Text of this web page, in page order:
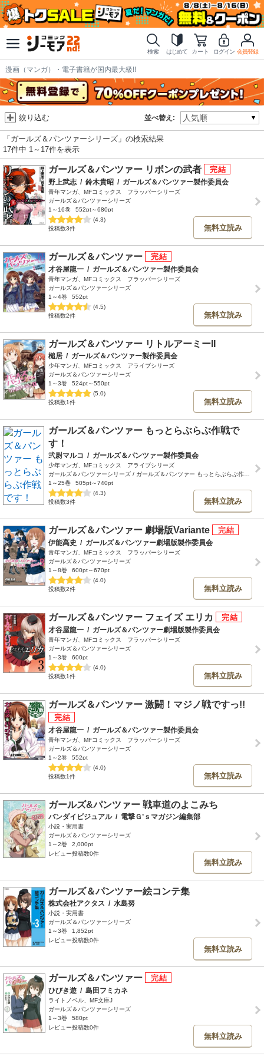
検索 はじめて カート ログイン 会員登録
漫画（マンガ）・電子書籍が国内最大級!!
並べ替え:
絞り込む
「ガールズ＆パンツァーシリーズ」の検索結果
17件中 1～17件を表示
ガールズ＆パンツァー リボンの武者
野上武志 / 鈴木貴昭 / ガールズ＆パンツァー製作委員会
青年マンガ、MFコミックス フラッパーシリーズ
ガールズ＆パンツァーシリーズ
1～16巻
552pt～680pt
(4.3)
投稿数3件
無料立読み
ガールズ＆パンツァー
才谷屋龍一 / ガールズ＆パンツァー製作委員会
青年マンガ、MFコミックス フラッパーシリーズ
ガールズ＆パンツァーシリーズ
1～4巻
552pt
(4.5)
投稿数2件
無料立読み
ガールズ＆パンツァー リトルアーミーII
槌居 / ガールズ＆パンツァー製作委員会
少年マンガ、MFコミックス アライブシリーズ
ガールズ＆パンツァーシリーズ
1～3巻
524pt～550pt
(5.0)
投稿数1件
無料立読み
ガールズ＆パンツァー もっとらぶらぶ作戦で
す！
弐尉マルコ / ガールズ＆パンツァー製作委員会
少年マンガ、MFコミックス アライブシリーズ
ガールズ＆パンツァーシリーズ / ガールズ＆パンツァー もっとらぶらぶ作戦です！
1～25巻
505pt～740pt
(4.3)
投稿数3件
無料立読み
ガールズ＆パンツァー 劇場版Variante
伊能高史 / ガールズ＆パンツァー劇場版製作委員会
青年マンガ、MFコミックス フラッパーシリーズ
ガールズ＆パンツァーシリーズ
1～8巻
600pt～670pt
(4.0)
投稿数2件
無料立読み
ガールズ＆パンツァー フェイズ エリカ
才谷屋龍一 / ガールズ＆パンツァー劇場版製作委員会
青年マンガ、MFコミックス フラッパーシリーズ
ガールズ＆パンツァーシリーズ
1～3巻
600pt
(4.0)
投稿数1件
無料立読み
ガールズ＆パンツァー 激闘！マジノ戦ですっ!!
才谷屋龍一 / ガールズ＆パンツァー製作委員会
青年マンガ、MFコミックス フラッパーシリーズ
ガールズ＆パンツァーシリーズ
1～2巻
552pt
(4.0)
投稿数1件
無料立読み
ガールズ&パンツァー 戦車道のよこみち
バンダイビジュアル / 電撃Ｇ’ｓマガジン編集部
小説・実用書
ガールズ＆パンツァーシリーズ
1～2巻
2,000pt
レビュー投稿数0件
無料立読み
ガールズ＆パンツァー絵コンテ集
株式会社アクタス / 水島努
小説・実用書
ガールズ＆パンツァーシリーズ
1～3巻
1,852pt
レビュー投稿数0件
無料立読み
ガールズ＆パンツァー
ひびき遊 / 島田フミカネ
ライトノベル、MF文庫J
ガールズ＆パンツァーシリーズ
1～3巻
580pt
レビュー投稿数0件
無料立読み